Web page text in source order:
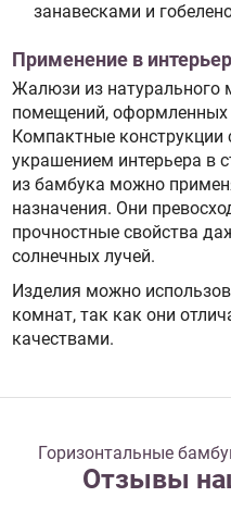
занавесками и
Применение в
Жалюзи из натурального
помещений, оформленных
Компактные конструкции
украшением интерьера в
из бамбука можно
назначения. Они
прочностные свойства
солнечных лучей.
Изделия можно
комнат, так как они
качествами.
Горизонтальные
Отзывы